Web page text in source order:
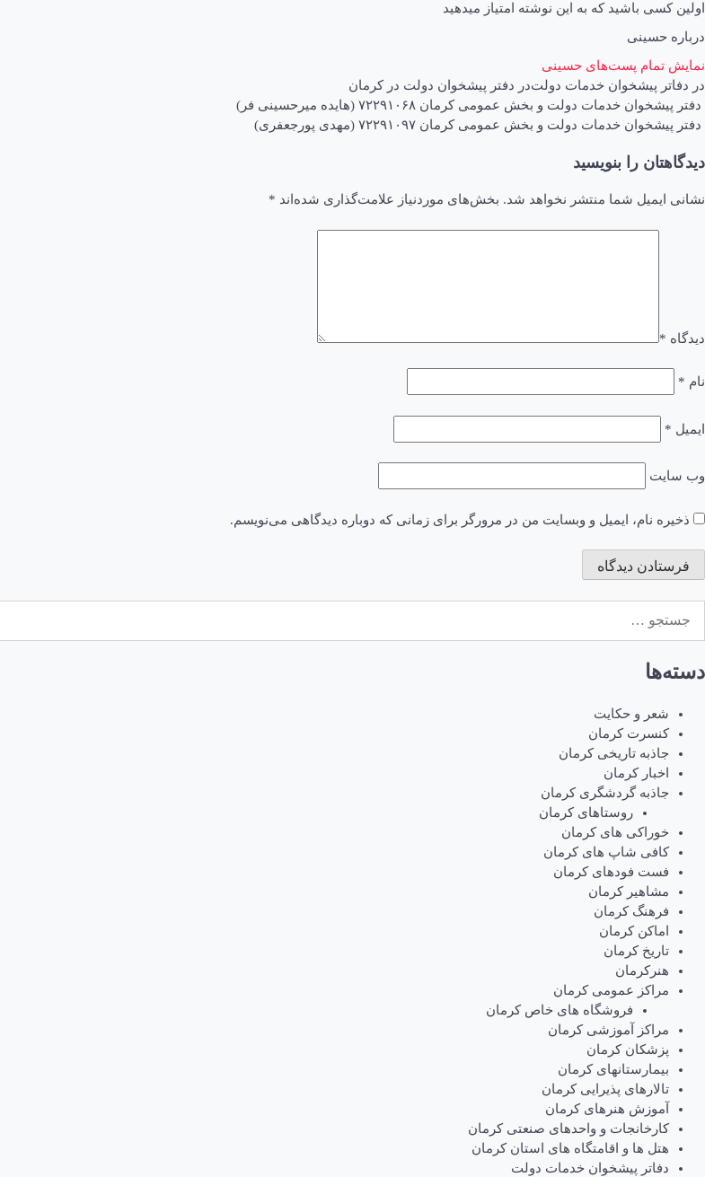
اولین کسی باشید که به این نوشته امتیاز میدهید
درباره حسینی
نمایش تمام پست‌های حسینی
در دفاتر پیشخوان خدمات دولتدر دفتر پیشخوان دولت در کرمان
راهبری
نوشته
دفتر پیشخوان خدمات دولت و بخش عمومی کرمان ۷۲۲۹۱۰۶۸ (هایده میرحسینی فر)
دفتر پیشخوان خدمات دولت و بخش عمومی کرمان ۷۲۲۹۱۰۹۷ (مهدی پورجعفری)
دیدگاهتان را بنویسید
نشانی ایمیل شما منتشر نخواهد شد. بخش‌های موردنیاز علامت‌گذاری شده‌اند *
دیدگاه *
نام *
ایمیل *
وب‌ سایت
ذخیره نام، ایمیل و وبسایت من در مرورگر برای زمانی که دوباره دیدگاهی می‌نویسم.
برای:
دسته‌ها
شعر و حکایت
کنسرت کرمان
جاذبه تاریخی کرمان
اخبار کرمان
جاذبه گردشگری کرمان
روستاهای کرمان
خوراکی های کرمان
کافی شاپ های کرمان
فست فودهای کرمان
مشاهیر کرمان
فرهنگ کرمان
اماکن کرمان
تاریخ کرمان
هنرکرمان
مراکز عمومی کرمان
فروشگاه های خاص کرمان
مراکز آموزشی کرمان
پزشکان کرمان
بیمارستانهای کرمان
تالارهای پذیرایی کرمان
آموزش هنرهای کرمان
کارخانجات و واحدهای صنعتی کرمان
هتل ها و اقامتگاه های استان کرمان
دفاتر پیشخوان خدمات دولت